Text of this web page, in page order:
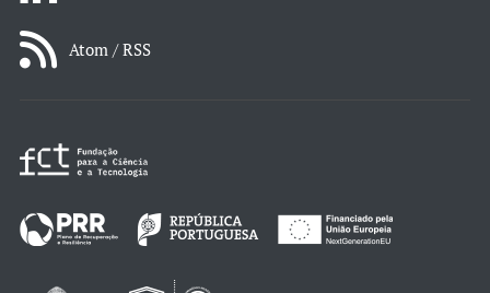
Atom / RSS